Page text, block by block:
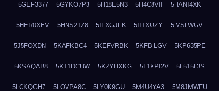
5GEF3377 5GYKO7P3 5H18E5N3 5H4C8VII 5HANI4XK
5HER0XEV 5HNS21Z8 5IFXGJFK 5IITXOZY 5IVSLWGV
5J5FOXDN 5KAFKBC4 5KEFVRBK 5KFBILGV 5KP635PE
5KSAQAB8 5KT1DCUW 5KZYHXKG 5L1KPI2V 5L515L3S
5LCKQGH7 5LOVPA8C 5LY0K9GU 5M4U4YA3 5M8JMWFU